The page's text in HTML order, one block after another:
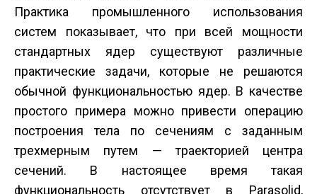
Практика промышленного использования
систем показывает, что при всей мощности
стандартных ядер существуют различные
практические задачи, которые не решаются
обычной функциональностью ядер. В качестве
простого примера можно привести операцию
построения тела по сечениям с заданным
трехмерным путем — траекторией центра
сечений. В настоящее время такая
функциональность отсутствует в Parasolid,